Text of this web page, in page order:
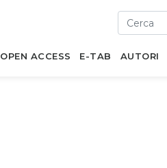
OPEN ACCESS E-TAB AUTORI